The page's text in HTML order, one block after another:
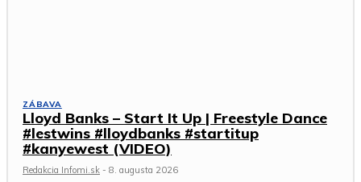
ZÁBAVA
Lloyd Banks – Start It Up | Freestyle Dance
#lestwins #lloydbanks #startitup
#kanyewest (VIDEO)
Redakcia Infomi.sk - 8. augusta 2026